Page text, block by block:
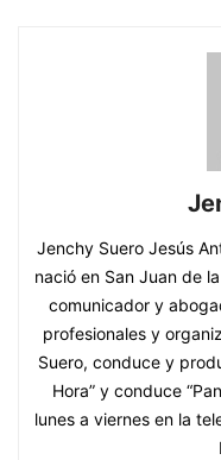
Jenchy Suero Jesús
nació en San Juan de
comunicador y
profesionales y
Suero, conduce y
Hora” y conduce
lunes a viernes en la